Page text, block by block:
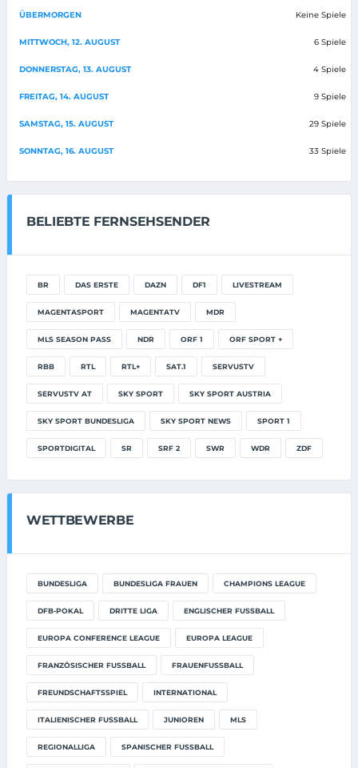
ÜBERMORGEN Keine Spiele
MITTWOCH, 12. AUGUST 6 Spiele
DONNERSTAG, 13. AUGUST 4 Spiele
FREITAG, 14. AUGUST 9 Spiele
SAMSTAG, 15. AUGUST 29 Spiele
SONNTAG, 16. AUGUST 33 Spiele
BELIEBTE FERNSEHSENDER
BR DAS ERSTE DAZN DF1 LIVESTREAM
MAGENTASPORT MAGENTATV MDR
MLS SEASON PASS NDR ORF 1 ORF SPORT +
RBB RTL RTL+ SAT.1 SERVUSTV
SERVUSTV AT SKY SPORT SKY SPORT AUSTRIA
SKY SPORT BUNDESLIGA SKY SPORT NEWS SPORT 1
SPORTDIGITAL SR SRF 2 SWR WDR ZDF
WETTBEWERBE
BUNDESLIGA BUNDESLIGA FRAUEN CHAMPIONS LEAGUE
DFB-POKAL DRITTE LIGA ENGLISCHER FUSSBALL
EUROPA CONFERENCE LEAGUE EUROPA LEAGUE
FRANZÖSISCHER FUSSBALL FRAUENFUSSBALL
FREUNDSCHAFTSSPIEL INTERNATIONAL
ITALIENISCHER FUSSBALL JUNIOREN MLS
REGIONALLIGA SPANISCHER FUSSBALL